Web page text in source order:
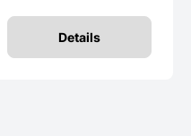
Details